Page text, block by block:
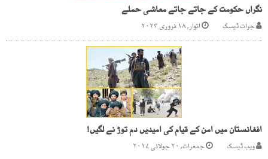
نگراں حکومت کے جاتے جاتے معاشی حملے
جرات ڈیسک اتوار, ۱۸ فروری ۲۰۲۴
افغانستان میں امن کے قیام کی امیدیں دم توڑ نے لگیں!
ویب ڈیسک جمعرات, ۲۰ جولائی ۲۰۱۷